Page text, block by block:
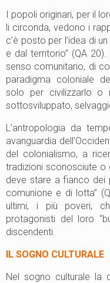
I popoli originari, per il
li circonda, vedono i
c’è posto per l’idea di
e dal territorio” (QA
senso comunitario, di
paradigma coloniale
solo per civilizzarlo o
sottosviluppato,
L’antropologia da
avanguardia
del colonialismo, a
tradizioni sconosciute o
deve stare a fianco dei
comunione e di lotta”
ultimi, i più poveri,
protagonisti del loro
discendenti.
IL SOGNO CULTURALE
Nel sogno culturale la